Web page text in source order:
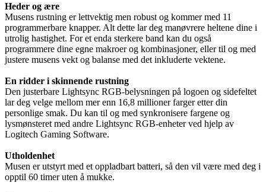
Heder og ære
Musens rustning er lettvektig men robust og kommer med 11
programmerbare knapper. Alt dette lar deg manøvrere heltene dine i
utrolig hastighet. For et enda sterkere band kan du også
programmere dine egne makroer og kombinasjoner, eller til og med
justere musens vekt og balanse med det inkluderte vektene.
En ridder i skinnende rustning
Den justerbare Lightsync RGB-belysningen på logoen og sidefeltet
lar deg velge mellom mer enn 16,8 millioner farger etter din
personlige smak. Du kan til og med synkronisere fargene og
lysmønsteret med andre Lightsync RGB-enheter ved hjelp av
Logitech Gaming Software.
Utholdenhet
Musen er utstyrt med et oppladbart batteri, så den vil være med deg i
opptil 60 timer uten å mukke.